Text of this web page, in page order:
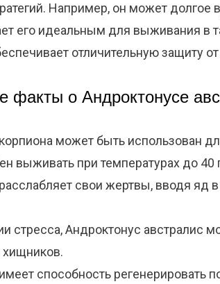
Например, он может долгое
его идеальным для выживания в
отличительную защиту
факты о Андроктонусе
может быть использован
выживать при температурах до
свои жертвы, вводя яд
стресса, Андроктонус австралис
способность регенерировать